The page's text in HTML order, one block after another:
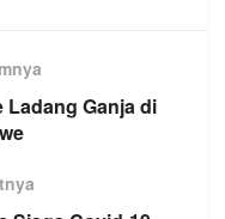
Ladang Ganja di